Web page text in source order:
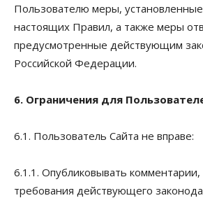
Пользователю меры, установленные
настоящих Правил, а также меры
предусмотренные действующим
Российской Федерации.
6. Ограничения для
6.1. Пользователь Сайта не вправе:
6.1.1. Опубликовывать
требования действующего